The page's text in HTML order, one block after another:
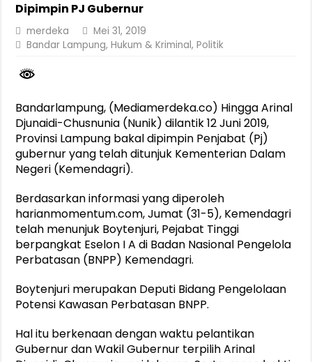
Pastikan Pelayanan Maksimal, Direksi Jasa Raharja Tinjau Korban
Dirut Jasa Raharja Dampingi Wamenhub Tinjau Penanganan
Purnama Wulan Sari Mirza Buka SiSeSa Roadshow Lampung
Dipimpin PJ Gubernur
merdeka
Mei 31, 2019
Bandar Lampung,Hukum & Kriminal,Politik
Bandarlampung, (Mediamerdeka.co) Hingga Arinal
Djunaidi-Chusnunia (Nunik) dilantik 12 Juni 2019,
Provinsi Lampung bakal dipimpin Penjabat (Pj)
gubernur yang telah ditunjuk Kementerian Dalam
Negeri (Kemendagri).
Berdasarkan informasi yang diperoleh
harianmomentum.com, Jumat (31-5), Kemendagri
telah menunjuk Boytenjuri, Pejabat Tinggi
berpangkat Eselon I A di Badan Nasional Pengelola
Perbatasan (BNPP) Kemendagri.
Boytenjuri merupakan Deputi Bidang Pengelolaan
Potensi Kawasan Perbatasan BNPP.
Hal itu berkenaan dengan waktu pelantikan
Gubernur dan Wakil Gubernur terpilih Arinal